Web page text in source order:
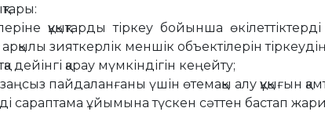
құқықтарды тіркеу бойынша
зияткерлік меншік объектілерін тіркеудің
дейінгі қарау мүмкіндігін кеңейту;
заңсыз пайдаланғаны үшін өтемақы алу құқығын
сараптама ұйымына түскен сәттен бастап